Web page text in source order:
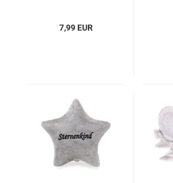
7,99 EUR